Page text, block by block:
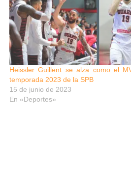
Heissler Guillent se alza como el
temporada 2023 de la SPB
15 de junio de 2023
En «Deportes»